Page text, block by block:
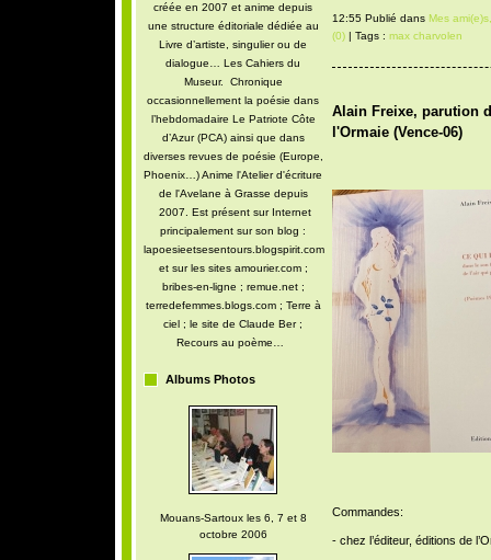
créée en 2007 et anime depuis
une structure éditoriale dédiée au
Livre d’artiste, singulier ou de
dialogue… Les Cahiers du
Museur. Chronique
occasionnellement la poésie dans
l’hebdomadaire Le Patriote Côte
d’Azur (PCA) ainsi que dans
diverses revues de poésie (Europe,
Phoenix…) Anime l'Atelier d'écriture
de l'Avelane à Grasse depuis
2007. Est présent sur Internet
principalement sur son blog :
lapoesieetsesentours.blogspirit.com
et sur les sites amourier.com ;
bribes-en-ligne ; remue.net ;
terredefemmes.blogs.com ; Terre à
ciel ; le site de Claude Ber ;
Recours au poème…
Albums Photos
Mouans-Sartoux les 6, 7 et 8
octobre 2006
12:55 Publié dans Mes
(0)| Tags : max charvolen
Alain Freixe, parution
l'Ormaie (Vence-06)
Commandes:
- chez l’éditeur, éditions de